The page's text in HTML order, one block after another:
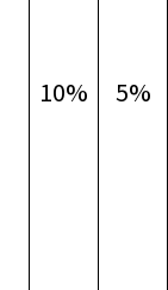
10% 5%